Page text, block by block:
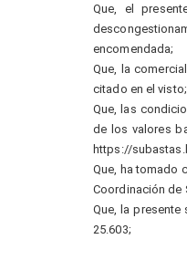
Que, el
encomendada;
Que, la
citado en el visto;
Que, las
de los valores
https://
Que, ha tomado
Coordinación de
Que, la
25.603;